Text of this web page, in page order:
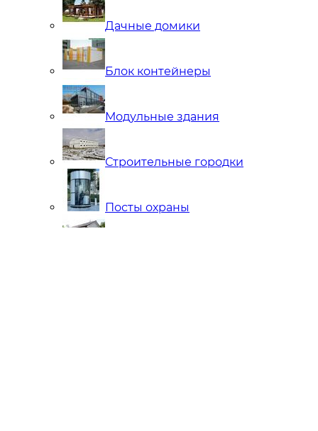
Дачные домики
Блок контейнеры
Модульные здания
Строительные городки
Посты охраны